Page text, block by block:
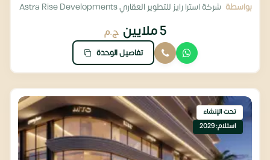
بواسطة شركة استرا رايز للتطوير العقاري Astra Rise Developments
5 ملايين ج.م
تفاصيل الوحدة
تحت الإنشاء
استلام: 2029